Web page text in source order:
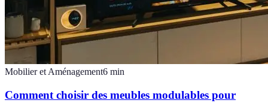
Mobilier et Aménagement6 min
Comment choisir des meubles modulables pour